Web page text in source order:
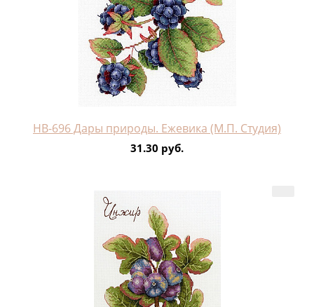
НВ-696 Дары природы. Ежевика (М.П. Студия)
31.30 руб.